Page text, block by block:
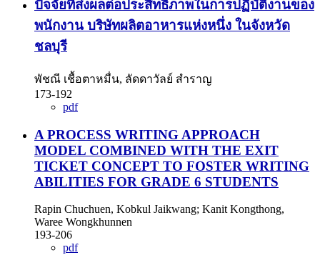
ปัจจัยที่ส่งผลต่อประสิทธิภาพในการปฏิบัติงานของ
พนักงาน บริษัทผลิตอาหารแห่งหนึ่ง ในจังหวัด
ชลบุรี
พัชณี เชื้อตาหมื่น, ลัดดาวัลย์ สำราญ
173-192
pdf
A PROCESS WRITING APPROACH
MODEL COMBINED WITH THE EXIT
TICKET CONCEPT TO FOSTER WRITING
ABILITIES FOR GRADE 6 STUDENTS
Rapin Chuchuen, Kobkul Jaikwang; Kanit Kongthong,
Waree Wongkhunnen
193-206
pdf